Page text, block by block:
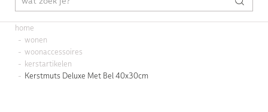
home
wonen
woonaccessoires
kerstartikelen
Kerstmuts Deluxe Met Bel 40x30cm